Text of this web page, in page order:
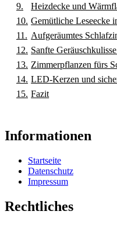
Heizdecke und
Gemütliche Leseecke
Aufgeräumtes
Sanfte
Zimmerpflanzen fürs
LED-Kerzen und
Fazit
Informationen
Startseite
Datenschutz
Impressum
Rechtliches